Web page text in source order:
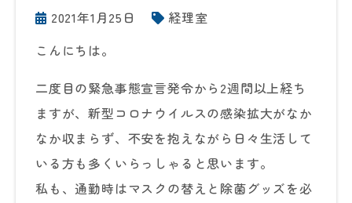
2021年1月25日
経理室
こんにちは。
二度目の緊急事態宣言発令から2週間以上経ち
ますが、新型コロナウイルスの感染拡大がなか
なか収まらず、不安を抱えながら日々生活して
いる方も多くいらっしゃると思います。
私も、通勤時はマスクの替えと除菌グッズを必